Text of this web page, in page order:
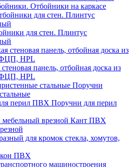
Отбойники на каркасе
для стен. Плинтус
панель, отбойная доска из
HPL
Поручни
Поручни для перил
Кант ПВХ
для кромок стекла, хомутов,
ПВХ
машиностроения